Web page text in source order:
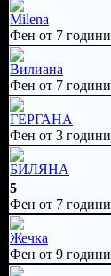
Milena
Фен от 7 години
Вилиана
Фен от 7 години
ГЕРГАНА
Фен от 3 години
БИЛЯНА
5
Фен от 7 години
Жечка
Фен от 9 години